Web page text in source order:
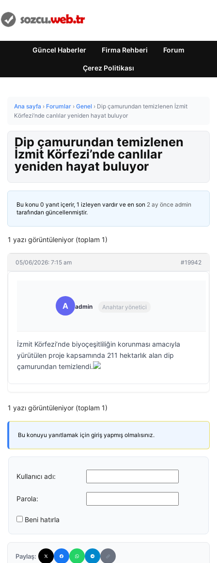
Güncel Haberler Firma Rehberi Forum
Çerez Politikası
Ana sayfa › Forumlar › Genel › Dip çamurundan temizlenen İzmit
Körfezi’nde canlılar yeniden hayat buluyor
Dip çamurundan temizlenen
İzmit Körfezi’nde canlılar
yeniden hayat buluyor
Bu konu 0 yanıt içerir, 1 izleyen vardır ve en son 2 ay önce admin
tarafından güncellenmiştir.
1 yazı görüntüleniyor (toplam 1)
05/06/2026: 7:15 am #19942
A admin Anahtar yönetici
İzmit Körfezi’nde biyoçeşitliliğin korunması amacıyla
yürütülen proje kapsamında 211 hektarlık alan dip
çamurundan temizlendi.
1 yazı görüntüleniyor (toplam 1)
Bu konuyu yanıtlamak için giriş yapmış olmalısınız.
Kullanıcı adı:
Parola:
Beni hatırla
Paylaş: